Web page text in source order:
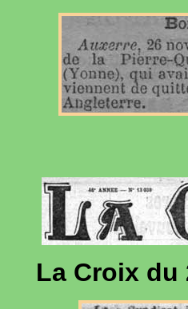
La Croix du